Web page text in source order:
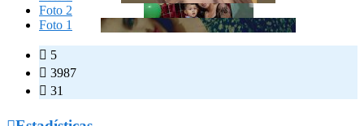
Foto 2
Foto 1
 5
 3987
 31